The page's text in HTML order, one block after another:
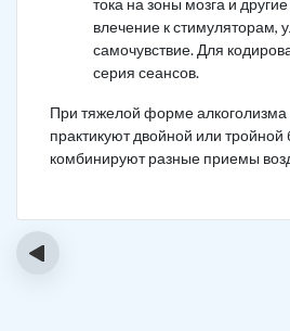
тока на зоны мозга и
влечение к стимуляторам,
самочувствие. Для
серия сеансов.
При тяжелой форме алкоголизма
практикуют двойной или тройной
комбинируют разные приемы
‹